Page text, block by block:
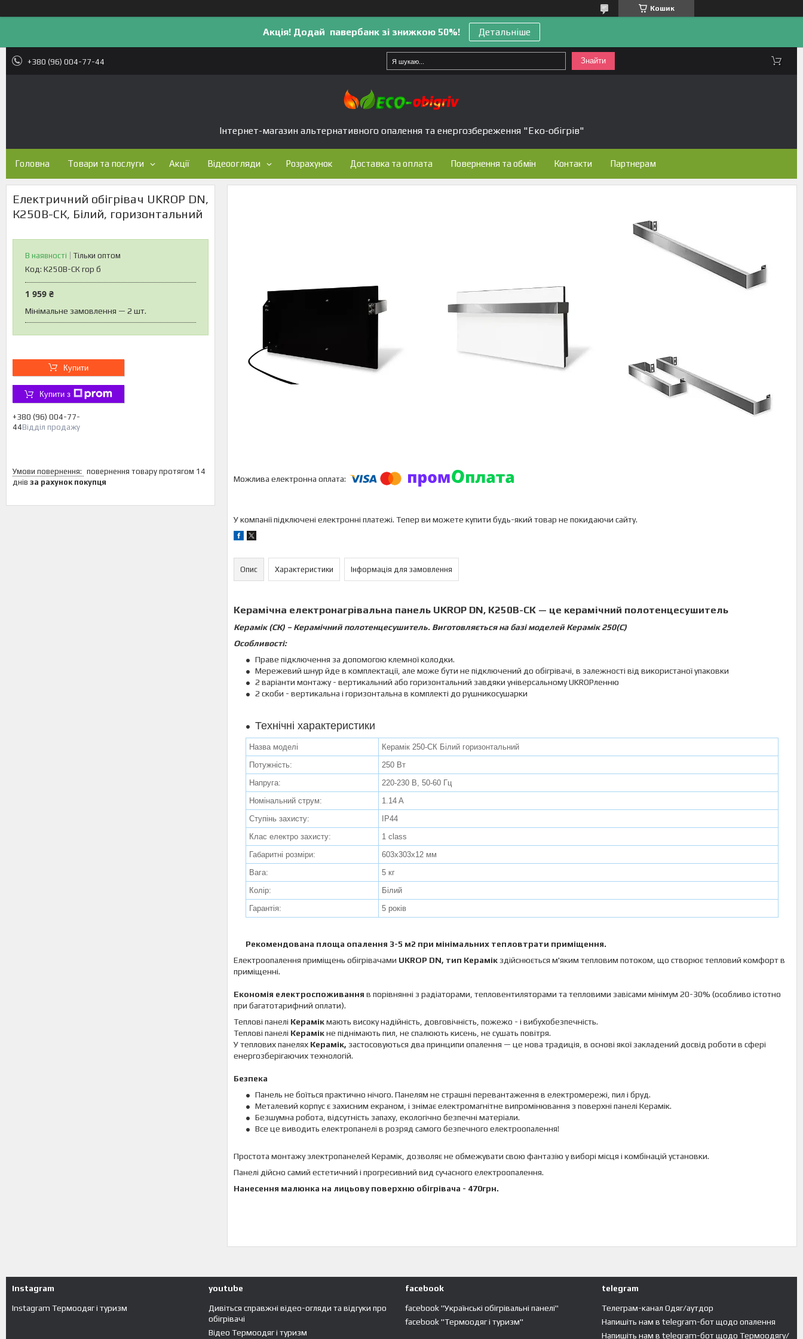
Кошик
Акція! Додай павербанк зі знижкою 50%! Детальніше
+380 (96) 004-77-44 Знайти
Інтернет-магазин альтернативного опалення та енергозбереження "Еко-обігрів"
Головна Товари та послуги Акції Відеоогляди Розрахунок Доставка та оплата Повернення та обмін Контакти Партнерам
Електричний обігрівач UKROP DN,
К250В-СК, Білий, горизонтальний
В наявності
Тільки оптом
Код: К250В-СК гор б
1 959 ₴
Мінімальне замовлення — 2 шт.
Купити
Купити з
+380 (96) 004-77-
44Відділ продажу
повернення товару протягом 14
днів за рахунок покупця
У компанії підключені електронні платежі. Тепер ви можете купити будь-який товар не покидаючи сайту.
Опис Характеристики Інформація для замовлення
Керамічна електронагрівальна панель UKROP DN, К250В-СК — це керамічний полотенцесушитель
Керамік (СК) – Керамічний полотенцесушитель. Виготовляється на базі моделей Керамік 250(C)
Особливості:
Праве підключення за допомогою клемної колодки.
Мережевий шнур йде в комплектації, але може бути не підключений до обігрівачі, в залежності від використаної упаковки
2 варіанти монтажу - вертикальний або горизонтальний завдяки універсальному UKROPленню
2 скоби - вертикальна і горизонтальна в комплекті до рушникосушарки
Технічні характеристики
Назва моделі
Керамік 250-СК Білий горизонтальний
Потужність:
250 Вт
Напруга:
220-230 В, 50-60 Гц
Номінальний струм:
1.14 A
Ступінь захисту:
IP44
Клас електро захисту:
1 class
Габаритні розміри:
603х303х12 мм
Вага:
5 кг
Колір:
Білий
Гарантія:
5 років
Рекомендована площа опалення 3-5 м2 при мінімальних тепловтрати приміщення.
Електроопалення приміщень обігрівачами UKROP DN, тип Керамік здійснюється м'яким тепловим потоком, що створює тепловий комфорт в
приміщенні.
Економія електроспоживання в порівнянні з радіаторами, тепловентиляторами та тепловими завісами мінімум 20-30% (особливо істотно
при багатотарифний оплати).
Теплові панелі Керамікмають високу надійність, довговічність, пожежо - і вибухобезпечність.
Теплові панелі Керамікне піднімають пил, не спалюють кисень, не сушать повітря.
У теплових панелях Керамік, застосовуються два принципи опалення — це нова традиція, в основі якої закладений досвід роботи в сфері
енергозберігаючих технологій.
Безпека
Панель не боїться практично нічого. Панелям не страшні перевантаження в електромережі, пил і бруд.
Металевий корпус є захисним екраном, і знімає електромагнітне випромінювання з поверхні панелі Керамік.
Безшумна робота, відсутність запаху, екологічно безпечні матеріали.
Все це виводить електропанелі в розряд самого безпечного електроопалення!
Простота монтажу электропанелей Керамік, дозволяє не обмежувати свою фантазію у виборі місця і комбінацій установки.
Панелі дійсно самий естетичний і прогресивний вид сучасного електроопалення.
Нанесення малюнка на лицьову поверхню обігрівача - 470грн.
Instagram
Instagram Термоодяг і туризм
youtube
Дивіться справжні відео-огляди та відгуки про
обігрівачі
Відео Термоодяг і туризм
facebook
facebook "Українські обігрівальні панелі"
facebook "Термоодяг і туризм"
telegram
Телеграм-канал Одяг/аутдор
Напишіть нам в telegram-бот щодо опалення
Напишіть нам в telegram-бот щодо Термоодягу/